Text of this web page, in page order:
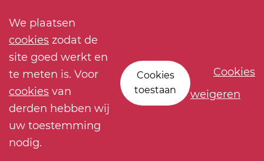
We plaatsen
cookies zodat de
site goed werkt en
te meten is. Voor
cookies van
derden hebben wij
uw toestemming
nodig.
Cookies
toestaan
Cookies
weigeren